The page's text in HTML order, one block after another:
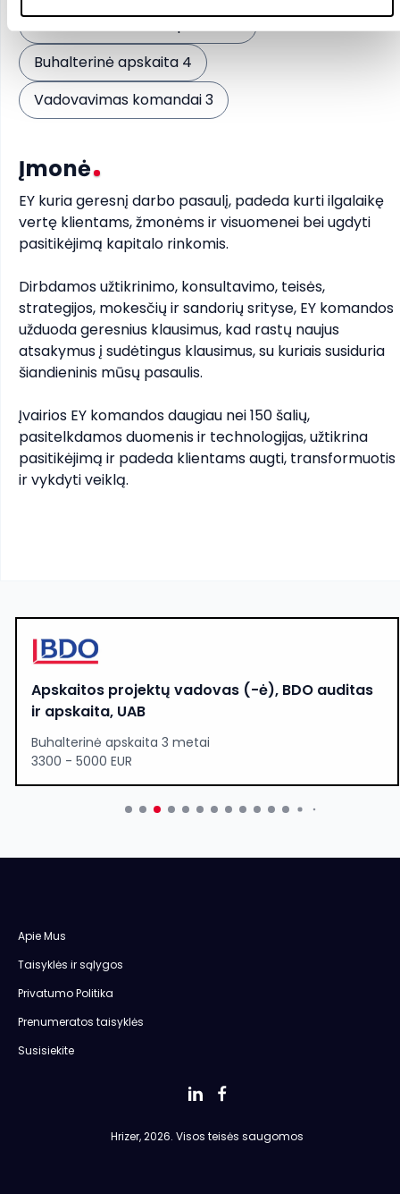
Buhalterinė apskaita 4
Vadovavimas komandai 3
Įmonė
EY kuria geresnį darbo pasaulį, padeda kurti ilgalaikę
vertę klientams, žmonėms ir visuomenei bei ugdyti
pasitikėjimą kapitalo rinkomis.
Dirbdamos užtikrinimo, konsultavimo, teisės,
strategijos, mokesčių ir sandorių srityse, EY komandos
užduoda geresnius klausimus, kad rastų naujus
atsakymus į sudėtingus klausimus, su kuriais susiduria
šiandieninis mūsų pasaulis.
Įvairios EY komandos daugiau nei 150 šalių,
pasitelkdamos duomenis ir technologijas, užtikrina
pasitikėjimą ir padeda klientams augti, transformuotis
ir vykdyti veiklą.
Apskaitos projektų vadovas (-ė), BDO auditas
ir apskaita, UAB
Buhalterinė apskaita 3 metai
3300 - 5000 EUR
Hrizer, 2026. Visos teisės saugomos
Apie Mus
Taisyklės ir sąlygos
Privatumo Politika
Prenumeratos taisyklės
Susisiekite